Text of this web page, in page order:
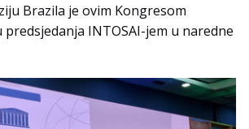
Brazila je ovim Kongresom
INTOSAI-jem u naredne